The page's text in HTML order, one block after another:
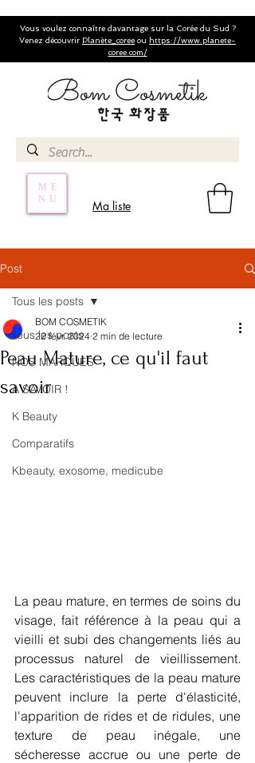
ME
NU
Ma liste
Vous voulez connaître davantage sur la Corée du Sud ?
Venez découvrir Planète_coree ou https://www.planete-
coree.com/
Post
Tous les posts
NOS MARQUES
A SAVOIR !
K Beauty
Comparatifs
Kbeauty, exosome, medicube
Tous les posts
Peau Mature, ce qu'il faut
savoir
BOM COSMETIK
22 févr. 2024 2 min de lecture
La peau mature, en termes de soins du
visage, fait référence à la peau qui a
vieilli et subi des changements liés au
processus naturel de vieillissement.
Les caractéristiques de la peau mature
peuvent inclure la perte d'élasticité,
l'apparition de rides et de ridules, une
texture de peau inégale, une
sécheresse accrue ou une perte de